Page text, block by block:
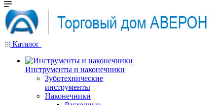
Каталог
Инструменты и наконечники
Зуботехнические
инструменты
Наконечники